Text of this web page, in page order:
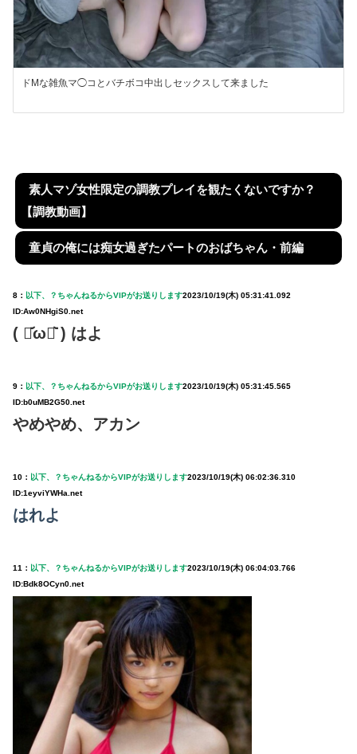
ドMな雑魚マ◯コとバチボコ中出しセックスして来ました
素人マゾ女性限定の調教プレイを観たくないですか？
【調教動画】
童貞の俺には痴女過ぎたパートのおばちゃん・前編
8： 以下、？ちゃんねるからVIPがお送りします2023/10/19(木) 05:31:41.092
ID:Aw0NHgiS0.net
( ･᷄ω･᷅ ) はよ
9： 以下、？ちゃんねるからVIPがお送りします2023/10/19(木) 05:31:45.565
ID:b0uMB2G50.net
やめやめ、アカン
10： 以下、？ちゃんねるからVIPがお送りします2023/10/19(木) 06:02:36.310
ID:1eyviYWHa.net
はれよ
11： 以下、？ちゃんねるからVIPがお送りします2023/10/19(木) 06:04:03.766
ID:Bdk8OCyn0.net